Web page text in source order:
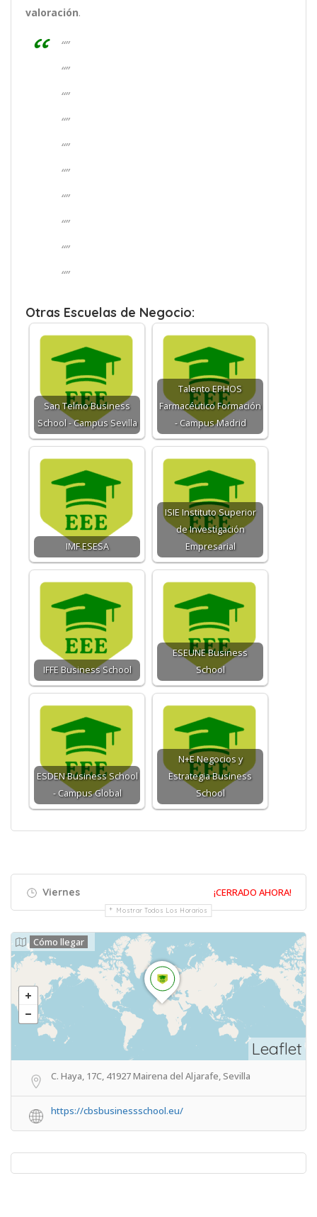
valoración.
“”
“”
“”
“”
“”
“”
“”
“”
“”
“”
Otras Escuelas de Negocio:
San Telmo Business
School - Campus Sevilla
Talento EPHOS
Farmacéutico Formación
- Campus Madrid
IMF ESESA
ISIE Instituto Superior
de Investigación
Empresarial
IFFE Business School
ESEUNE Business
School
ESDEN Business School
- Campus Global
N+E Negocios y
Estrategia Business
School
Viernes ¡CERRADO AHORA!
Mostrar Todos Los Horarios
Leaflet
Cómo llegar
C. Haya, 17C, 41927 Mairena del Aljarafe, Sevilla
https://cbsbusinessschool.eu/